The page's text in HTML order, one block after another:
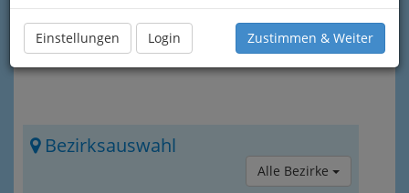
Einstellungen Login Zustimmen & Weiter
Bezirksauswahl
Alle Bezirke